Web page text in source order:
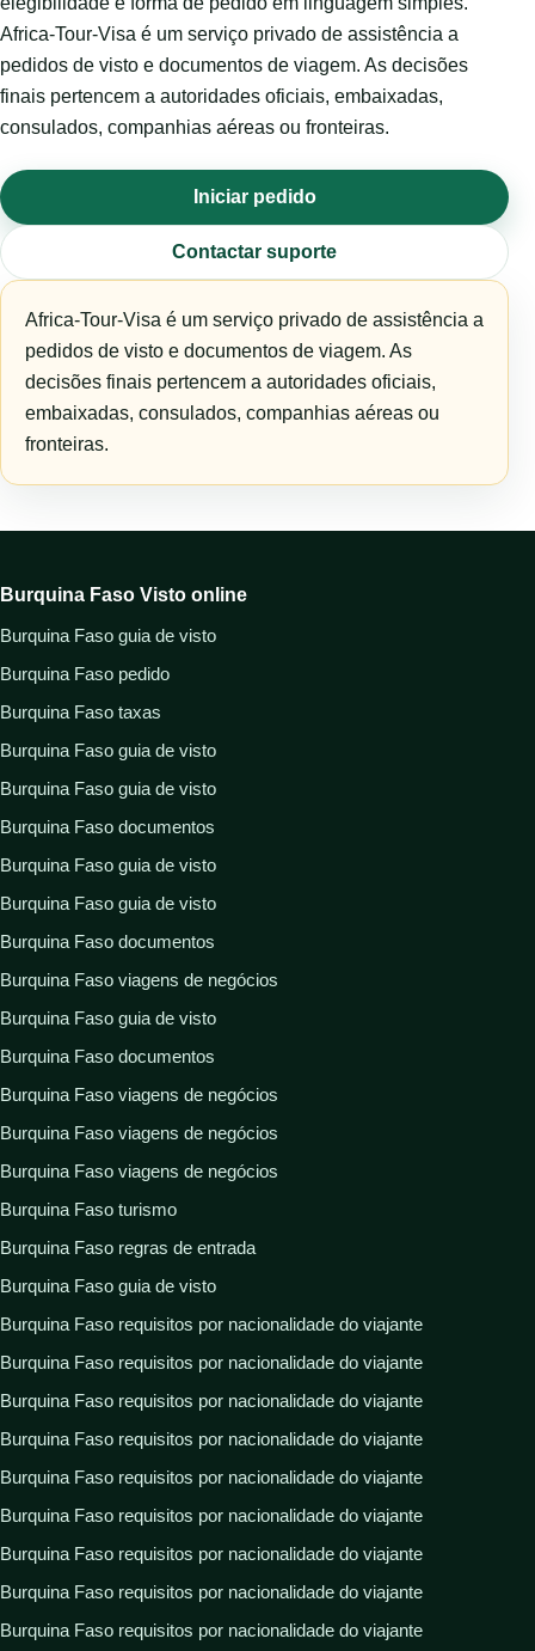
Africa-Tour-Visa é um serviço privado de assistência a
pedidos de visto e documentos de viagem. As decisões
finais pertencem a autoridades oficiais, embaixadas,
consulados, companhias aéreas ou fronteiras.
Iniciar pedido
Contactar suporte
Africa-Tour-Visa é um serviço privado de assistência a
pedidos de visto e documentos de viagem. As
decisões finais pertencem a autoridades oficiais,
embaixadas, consulados, companhias aéreas ou
fronteiras.
Burquina Faso Visto online
Burquina Faso guia de visto
Burquina Faso pedido
Burquina Faso taxas
Burquina Faso guia de visto
Burquina Faso guia de visto
Burquina Faso documentos
Burquina Faso guia de visto
Burquina Faso guia de visto
Burquina Faso documentos
Burquina Faso viagens de negócios
Burquina Faso guia de visto
Burquina Faso documentos
Burquina Faso viagens de negócios
Burquina Faso viagens de negócios
Burquina Faso viagens de negócios
Burquina Faso turismo
Burquina Faso regras de entrada
Burquina Faso guia de visto
Burquina Faso requisitos por nacionalidade do viajante
Burquina Faso requisitos por nacionalidade do viajante
Burquina Faso requisitos por nacionalidade do viajante
Burquina Faso requisitos por nacionalidade do viajante
Burquina Faso requisitos por nacionalidade do viajante
Burquina Faso requisitos por nacionalidade do viajante
Burquina Faso requisitos por nacionalidade do viajante
Burquina Faso requisitos por nacionalidade do viajante
Burquina Faso requisitos por nacionalidade do viajante